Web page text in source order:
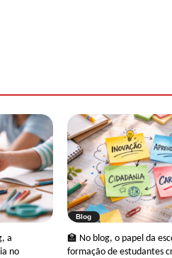
a
no
Blog
🏫 No blog, o papel da
formação de estudantes